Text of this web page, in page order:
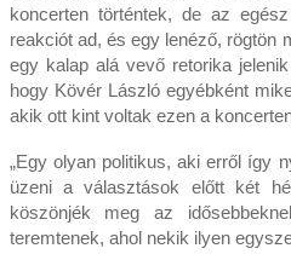
koncerten történtek, de az
reakciót ad, és egy lenéző, rögtön
egy kalap alá vevő retorika
hogy Kövér László egyébként
akik ott kint voltak ezen a
„Egy olyan politikus, aki erről így
üzeni a választások előtt két
köszönjék meg az
teremtenek, ahol nekik ilyen